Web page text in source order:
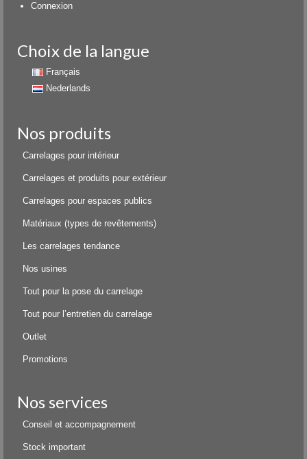
Connexion
Choix de la langue
Français
Nederlands
Nos produits
Carrelages pour intérieur
Carrelages et produits pour extérieur
Carrelages pour espaces publics
Matériaux (types de revêtements)
Les carrelages tendance
Nos usines
Tout pour la pose du carrelage
Tout pour l’entretien du carrelage
Outlet
Promotions
Nos services
Conseil et accompagnement
Stock important